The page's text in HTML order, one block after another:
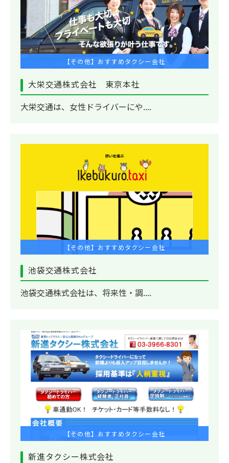
【その他】おすすめタクシー会社
大栄交通株式会社 東京本社
大栄交通は、女性ドライバーにや....
【その他】おすすめタクシー会社
池袋交通株式会社
池袋交通株式会社は、将来性・調....
【その他】おすすめタクシー会社
新進タクシー株式会社